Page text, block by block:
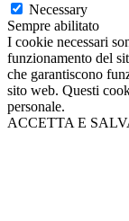
Necessary
Sempre abilitato
I cookie necessari
funzionamento del
che garantiscono
sito web. Questi
personale.
ACCETTA E